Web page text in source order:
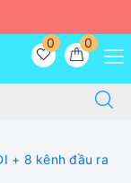
0
0
+ 8 kênh đầu ra